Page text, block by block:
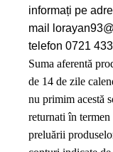
informați pe
mail
telefon 0721
Suma aferentă
de 14 de zile
nu primim acestă
returnati în
preluării